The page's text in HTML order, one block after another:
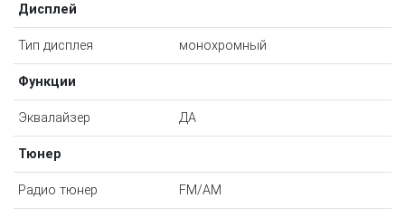
Дисплей
Тип дисплея монохромный
Функции
Эквалайзер ДА
Тюнер
Радио тюнер FM/AM